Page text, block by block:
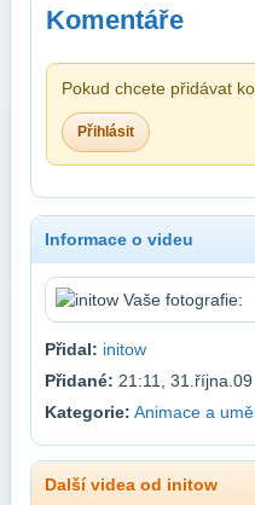
Komentáře
Pokud chcete přidávat
Přihlásit
Informace o videu
Přidal: initow
Přidané: 21:11, 31.října.09
Kategorie: Animace a
Další videa od initow